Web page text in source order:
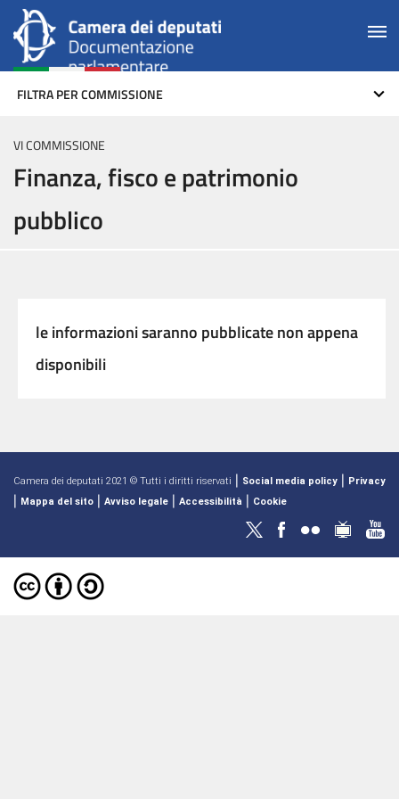
FILTRA PER COMMISSIONE
VI COMMISSIONE
Finanza, fisco e patrimonio
pubblico
le informazioni saranno pubblicate non appena
disponibili
Camera dei deputati 2021 © Tutti i diritti riservati | Social media policy | Privacy
| Mappa del sito | Avviso legale | Accessibilità | Cookie